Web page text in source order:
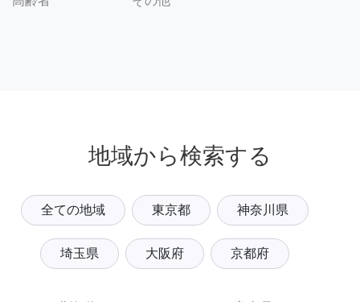
地域から検索する
全ての地域 東京都 神奈川県
埼玉県 大阪府 京都府